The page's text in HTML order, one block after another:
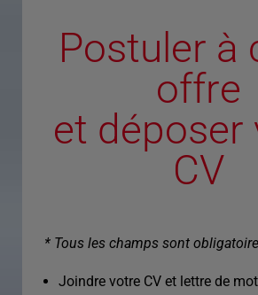
Postuler à
offre
et déposer
CV
* Tous les champs sont
Joindre votre CV et lettre de